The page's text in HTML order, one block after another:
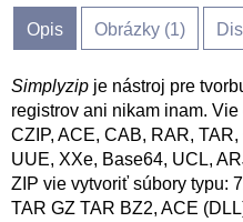
Opis Obrázky (1)
Simplyzip je nástroj pre
registrov ani nikam inam.
CZIP, ACE, CAB, RAR,
UUE, XXe, Base64, UCL,
ZIP vie vytvoriť súbory typu:
TAR GZ TAR BZ2, ACE